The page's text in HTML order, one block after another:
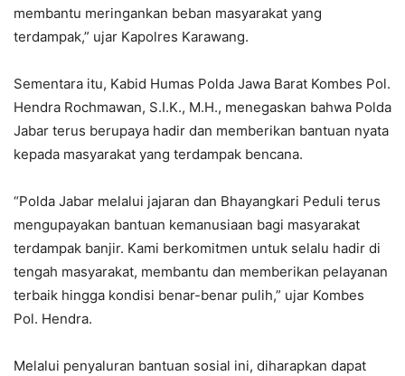
membantu meringankan beban masyarakat yang
terdampak,” ujar Kapolres Karawang.
Sementara itu, Kabid Humas Polda Jawa Barat Kombes Pol.
Hendra Rochmawan, S.I.K., M.H., menegaskan bahwa Polda
Jabar terus berupaya hadir dan memberikan bantuan nyata
kepada masyarakat yang terdampak bencana.
“Polda Jabar melalui jajaran dan Bhayangkari Peduli terus
mengupayakan bantuan kemanusiaan bagi masyarakat
terdampak banjir. Kami berkomitmen untuk selalu hadir di
tengah masyarakat, membantu dan memberikan pelayanan
terbaik hingga kondisi benar-benar pulih,” ujar Kombes
Pol. Hendra.
Melalui penyaluran bantuan sosial ini, diharapkan dapat